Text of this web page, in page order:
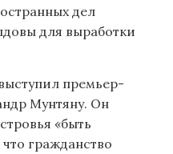
дел
для выработки
премьер-
Мунтяну. Он
«быть
гражданство